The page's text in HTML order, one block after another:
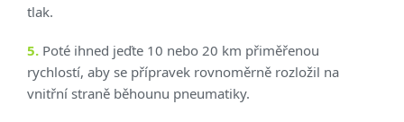
tlak.
5. Poté ihned jeďte 10 nebo 20 km přiměřenou
rychlostí, aby se přípravek rovnoměrně rozložil na
vnitřní straně běhounu pneumatiky.